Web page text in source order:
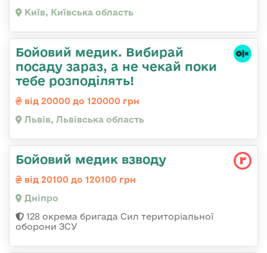
Київ, Київська область
Бойовий медик. Вибирай
посаду зараз, а не чекай поки
тебе розподілять!
від 20000 до 120000 грн
Львів, Львівська область
Бойовий медик взводу
від 20100 до 120100 грн
Дніпро
128 окрема бригада Сил територіальної
оборони ЗСУ